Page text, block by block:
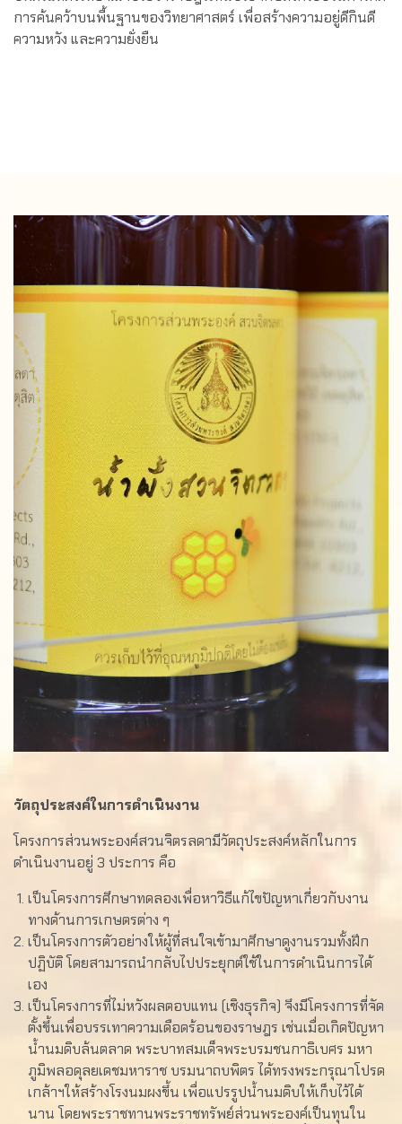
การค้นคว้าบนพื้นฐานของวิทยาศาสตร์ เพื่อสร้างความอยู่ดีกินดี
ความหวัง และความยั่งยืน
วัตถุประสงค์ในการดำเนินงาน
โครงการส่วนพระองค์สวนจิตรลดามีวัตถุประสงค์หลักในการ
ดำเนินงานอยู่ 3 ประการ คือ
เป็นโครงการศึกษาทดลองเพื่อหาวิธีแก้ไขปัญหาเกี่ยวกับงาน
ทางด้านการเกษตรต่าง ๆ
เป็นโครงการตัวอย่างให้ผู้ที่สนใจเข้ามาศึกษาดูงานรวมทั้งฝึก
ปฏิบัติ โดยสามารถนำกลับไปประยุกต์ใช้ในการดำเนินการได้
เอง
เป็นโครงการที่ไม่หวังผลตอบแทน (เชิงธุรกิจ) จึงมีโครงการที่จัด
ตั้งขึ้นเพื่อบรรเทาความเดือดร้อนของราษฎร เช่นเมื่อเกิดปัญหา
น้ำนมดิบล้นตลาด พระบาทสมเด็จพระบรมชนกาธิเบศร มหา
ภูมิพลอดุลยเดชมหาราช บรมนาถบพิตร ได้ทรงพระกรุณาโปรด
เกล้าฯให้สร้างโรงนมผงขึ้น เพื่อแปรรูปน้ำนมดิบให้เก็บไว้ได้
นาน โดยพระราชทานพระราชทรัพย์ส่วนพระองค์เป็นทุนใน